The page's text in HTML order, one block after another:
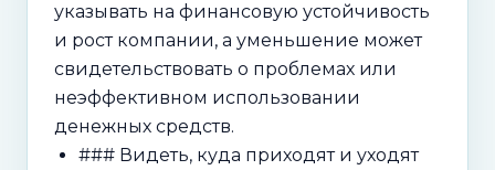
указывать на финансовую устойчивость
и рост компании, а уменьшение может
свидетельствовать о проблемах или
неэффективном использовании
денежных средств.
### Видеть, куда приходят и уходят